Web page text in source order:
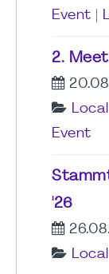
Event
2.
Event
'26